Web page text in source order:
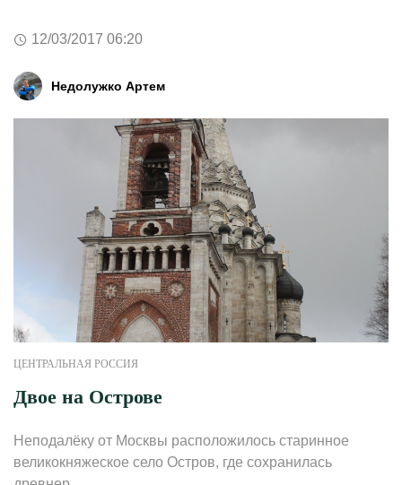
12/03/2017 06:20
Недолужко Артем
ЦЕНТРАЛЬНАЯ РОССИЯ
Двое на Острове
Неподалёку от Москвы расположилось старинное
великокняжеское село Остров, где сохранилась